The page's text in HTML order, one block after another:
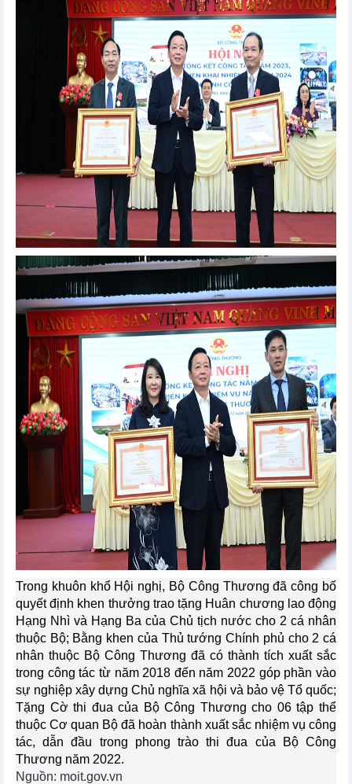
Trong khuôn khổ Hội nghị, Bộ Công Thương đã công bố
quyết định khen thưởng trao tặng Huân chương lao động
Hạng Nhì và Hạng Ba của Chủ tịch nước cho 2 cá nhân
thuộc Bộ; Bằng khen của Thủ tướng Chính phủ cho 2 cá
nhân thuộc Bộ Công Thương đã có thành tích xuất sắc
trong công tác từ năm 2018 đến năm 2022 góp phần vào
sự nghiệp xây dựng Chủ nghĩa xã hội và bảo vệ Tổ quốc;
Tặng Cờ thi đua của Bộ Công Thương cho 06 tập thể
thuộc Cơ quan Bộ đã hoàn thành xuất sắc nhiệm vụ công
tác, dẫn đầu trong phong trào thi đua của Bộ Công
Thương năm 2022.
Nguồn: moit.gov.vn